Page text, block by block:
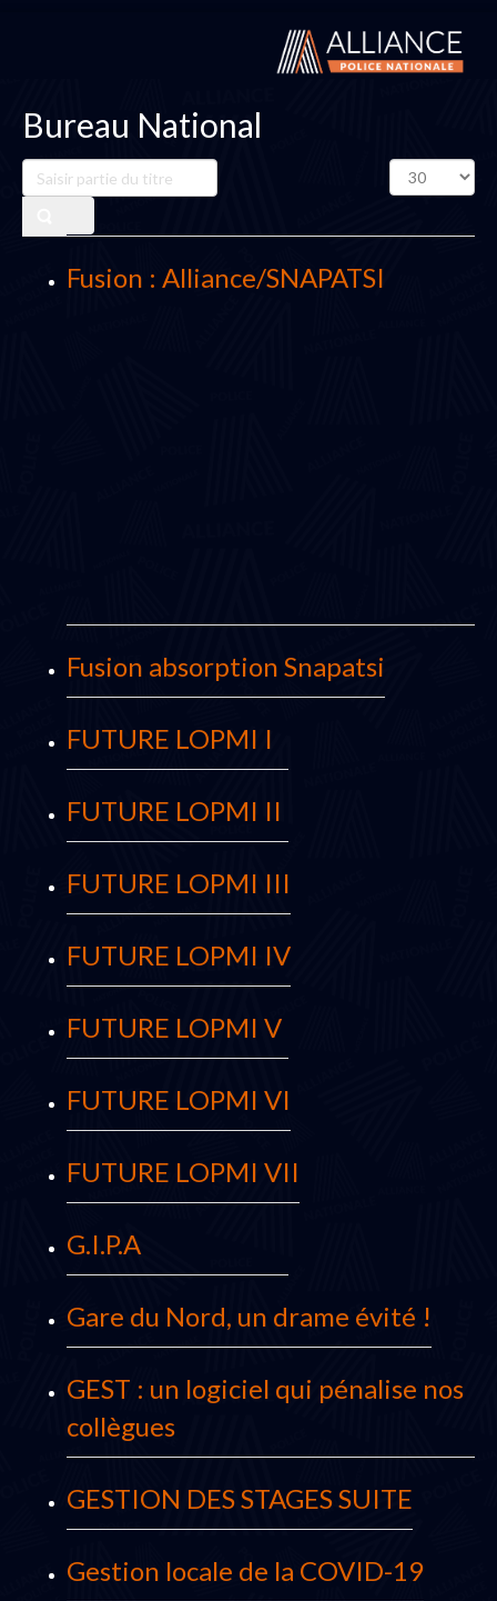
Bureau National
Saisir
partie
titre
Affichage
#
Fusion : Alliance/SNAPATSI
Fusion absorption Snapatsi
FUTURE LOPMI I
FUTURE LOPMI II
FUTURE LOPMI III
FUTURE LOPMI IV
FUTURE LOPMI V
FUTURE LOPMI VI
FUTURE LOPMI VII
G.I.P.A
Gare du Nord, un drame évité !
GEST : un logiciel qui pénalise nos
collègues
GESTION DES STAGES SUITE
Gestion locale de la COVID-19